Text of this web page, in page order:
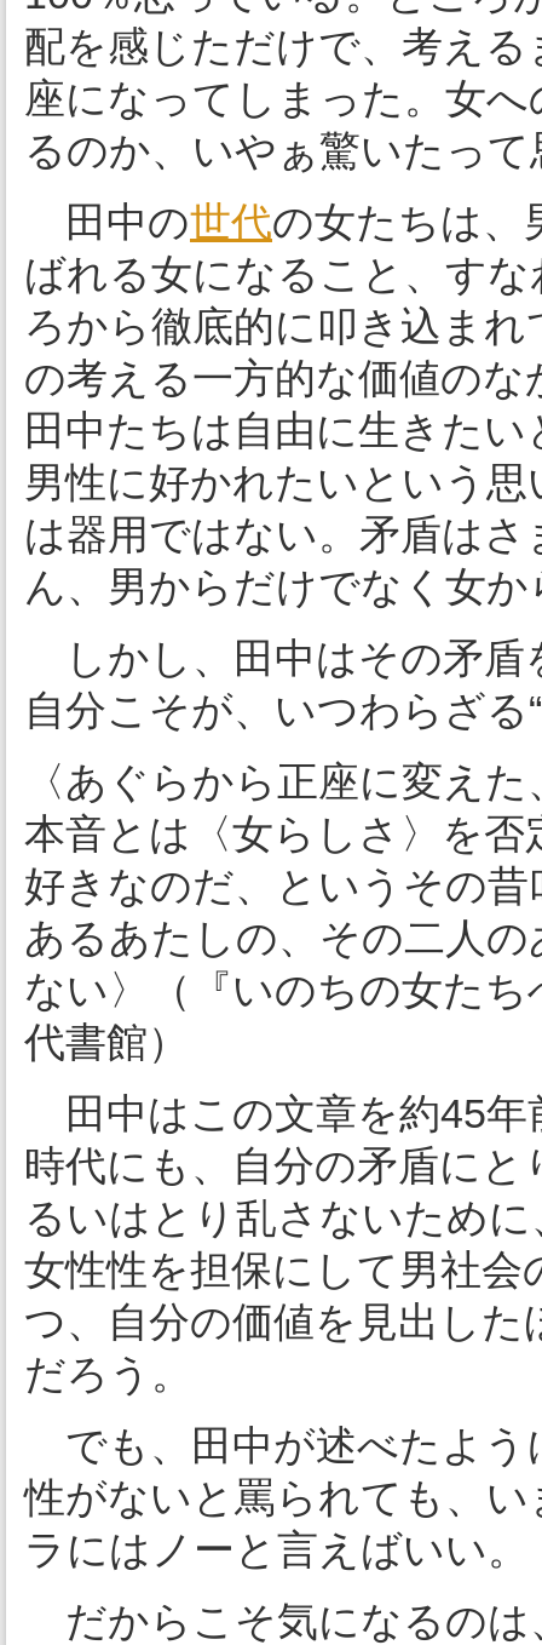
配を感じただけで、考え
座になってしまった。女
るのか、いやぁ驚いたっ
田中の世代の女たちは、
ばれる女になること、す
ろから徹底的に叩き込ま
の考える一方的な価値の
田中たちは自由に生きた
男性に好かれたいという
は器用ではない。矛盾は
ん、男からだけでなく女
しかし、田中はその矛盾
自分こそが、いつわらざ
〈あぐらから正座に変え
本音とは〈女らしさ〉を
好きなのだ、というその
あるあたしの、その二人
ない〉（『いのちの女た
代書館）
田中はこの文章を約45年
時代にも、自分の矛盾に
るいはとり乱さないため
女性性を担保にして男社
つ、自分の価値を見出し
だろう。
でも、田中が述べたよう
性がないと罵られても、
ラにはノーと言えばいい。
だからこそ気になるのは